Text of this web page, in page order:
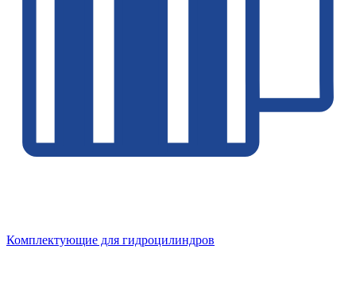
Комплектующие для гидроцилиндров